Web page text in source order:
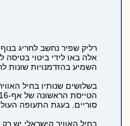
רליק שפיר נחשב לחריג
אלה באו לידי ביטוי
השמיע בהזדמנויות שונות
סוריים. בעגת התעופה